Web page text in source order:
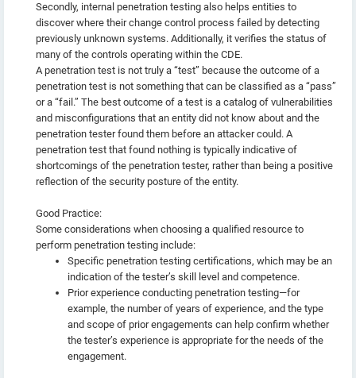
Secondly, internal penetration testing also helps entities to
discover where their change control process failed by detecting
previously unknown systems. Additionally, it verifies the status of
many of the controls operating within the CDE.
A penetration test is not truly a “test” because the outcome of a
penetration test is not something that can be classified as a “pass”
or a “fail.” The best outcome of a test is a catalog of vulnerabilities
and misconfigurations that an entity did not know about and the
penetration tester found them before an attacker could. A
penetration test that found nothing is typically indicative of
shortcomings of the penetration tester, rather than being a positive
reflection of the security posture of the entity.
Good Practice:
Some considerations when choosing a qualified resource to
perform penetration testing include:
Specific penetration testing certifications, which may be an
indication of the tester’s skill level and competence.
Prior experience conducting penetration testing—for
example, the number of years of experience, and the type
and scope of prior engagements can help confirm whether
the tester’s experience is appropriate for the needs of the
engagement.